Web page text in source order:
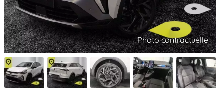
Photo contractuelle